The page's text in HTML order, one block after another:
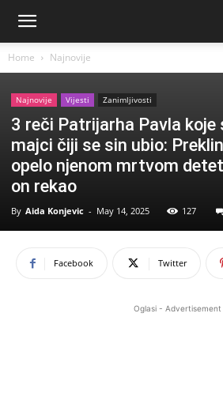
Home Najnovije
Najnovije Vijesti Zanimljivosti
3 reči Patrijarha Pavla koje
majci čiji se sin ubio:
opelo njenom mrtvom
on rekao
By Aida Konjevic - May 14, 2025 127
Facebook Twitter
Oglasi - Advertisement